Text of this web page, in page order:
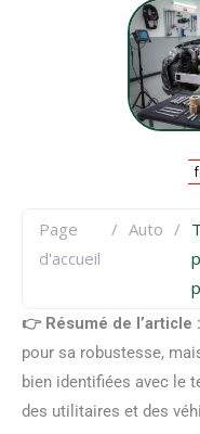
Page
d'accueil
/ Auto /
👉 Résumé de l’article :
pour sa robustesse,
bien identifiées avec le
des utilitaires et des